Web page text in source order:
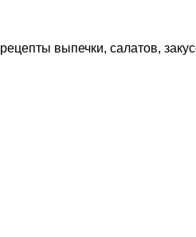
рецепты выпечки, салатов,